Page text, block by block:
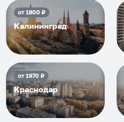
от1800₽
Калининград
от1970₽
Краснодар